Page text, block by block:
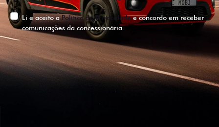
Li e aceito aPolítica de Privacidadee concordo em receber
comunicações da concessionária.
ENTRAR EM CONTATO